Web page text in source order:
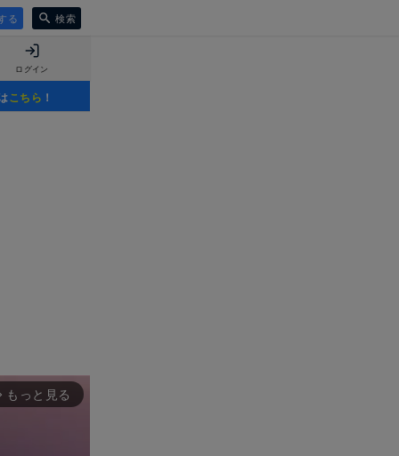
る 検索
ログイン
こちら ！
もっと見る